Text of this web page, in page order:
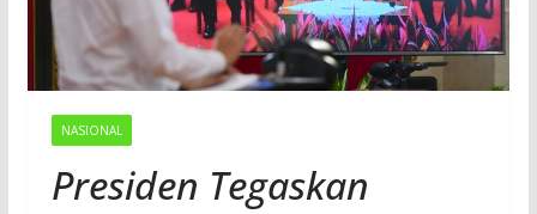
NASIONAL
Presiden Tegaskan